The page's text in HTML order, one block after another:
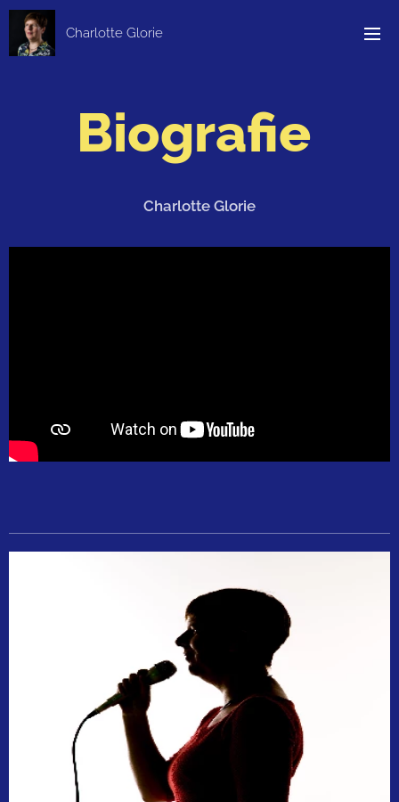
Charlotte Glorie
Biografie
Charlotte Glorie